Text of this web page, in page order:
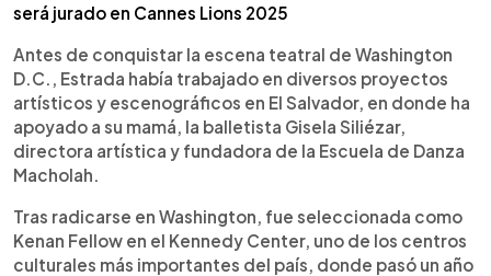
será jurado en Cannes Lions 2025
Antes de conquistar la escena teatral de Washington
D.C., Estrada había trabajado en diversos proyectos
artísticos y escenográficos en El Salvador, en donde ha
apoyado a su mamá, la balletista Gisela Siliézar,
directora artística y fundadora de la Escuela de Danza
Macholah.
Tras radicarse en Washington, fue seleccionada como
Kenan Fellow en el Kennedy Center, uno de los centros
culturales más importantes del país, donde pasó un año